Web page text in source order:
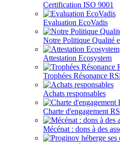
Certification ISO 9001
Evaluation EcoVadis
Notre Politique Qualité
Attestation Ecosystem
Trophées Résonance
Achats responsables
Charte d'engagement
Mécénat : dons à des